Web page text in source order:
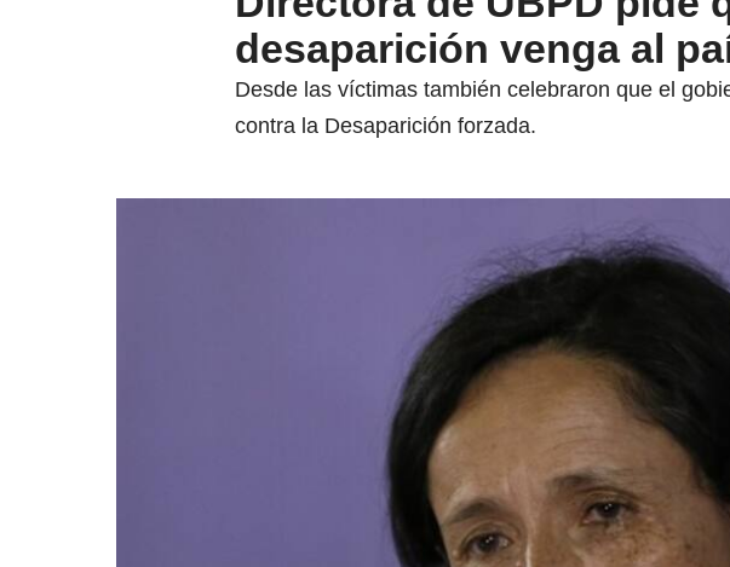
desaparición venga al
Desde las víctimas también celebraron que el
contra la Desaparición forzada.